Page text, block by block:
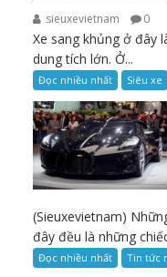
sieuxevietnam
0
Xe sang khủng ở đây
dung tích lớn. Ở...
Đọc nhiều nhất Siêu xe
(Sieuxevietnam)
đây đều là những
Đọc nhiều nhất Tin tức